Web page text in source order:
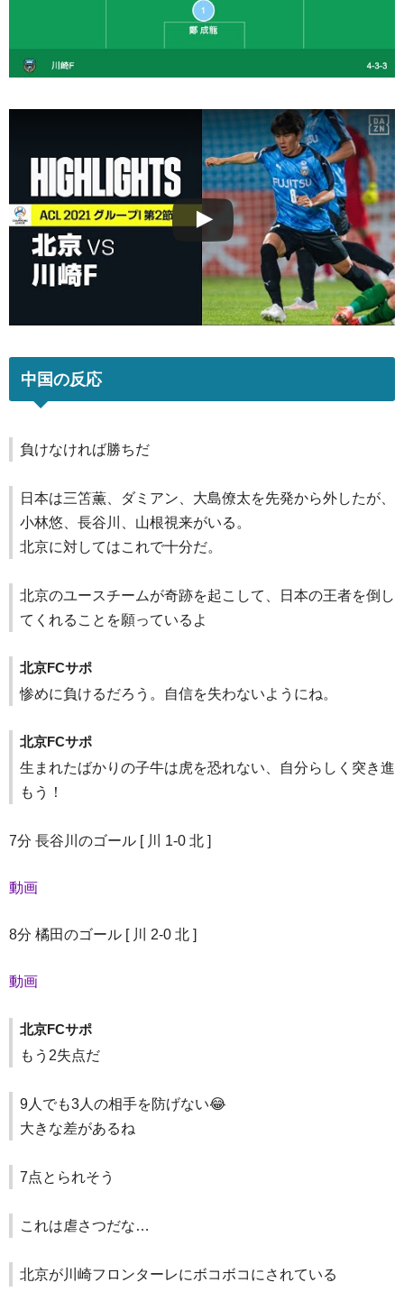
中国の反応
負けなければ勝ちだ
日本は三笘薫、ダミアン、大島僚太を先発から外したが、
小林悠、長谷川、山根視来がいる。
北京に対してはこれで十分だ。
北京のユースチームが奇跡を起こして、日本の王者を倒し
てくれることを願っているよ
北京FCサポ
惨めに負けるだろう。自信を失わないようにね。
北京FCサポ
生まれたばかりの子牛は虎を恐れない、自分らしく突き進
もう！
7分 長谷川のゴール [ 川 1-0 北 ]
動画
8分 橘田のゴール [ 川 2-0 北 ]
動画
北京FCサポ
もう2失点だ
9人でも3人の相手を防げない😂
大きな差があるね
7点とられそう
これは虐さつだな…
北京が川崎フロンターレにボコボコにされている